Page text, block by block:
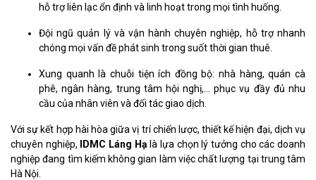
hỗ trợ liên lạc ổn định và linh hoạt trong mọi tình huống.
Đội ngũ quản lý và vận hành chuyên nghiệp, hỗ trợ nhanh
chóng mọi vấn đề phát sinh trong suốt thời gian thuê.
Xung quanh là chuỗi tiện ích đồng bộ: nhà hàng, quán cà
phê, ngân hàng, trung tâm hội nghị,… phục vụ đầy đủ nhu
cầu của nhân viên và đối tác giao dịch.
Với sự kết hợp hài hòa giữa vị trí chiến lược, thiết kế hiện đại, dịch vụ
chuyên nghiệp,
IDMC Láng Hạ là lựa chọn lý tưởng cho các doanh
nghiệp đang tìm kiếm không gian làm việc chất lượng tại trung tâm
Hà Nội.